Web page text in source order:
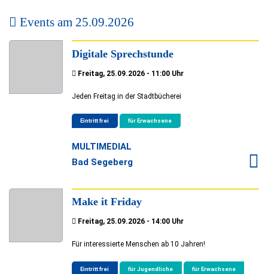
Events am 25.09.2026
Digitale Sprechstunde
Freitag, 25.09.2026 - 11:00 Uhr
Jeden Freitag in der Stadtbücherei
Eintritt frei für Erwachsene
MULTIMEDIAL
Bad Segeberg
Make it Friday
Freitag, 25.09.2026 - 14:00 Uhr
Für interessierte Menschen ab 10 Jahren!
Eintritt frei für Jugendliche für Erwachsene